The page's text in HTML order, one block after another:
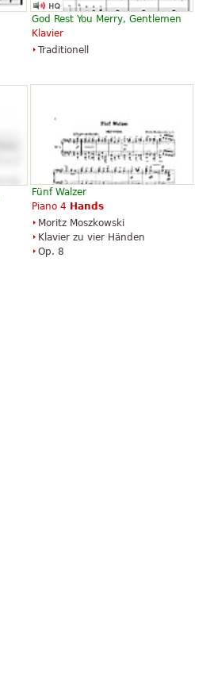
God Rest You Merry, Gentlemen
Klavier
Traditionell
Fünf Walzer
Piano 4 Hands
Moritz Moszkowski
Klavier zu vier Händen
Op. 8